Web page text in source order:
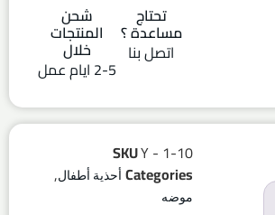
تحتاج
مساعدة ؟
اتصل بنا
شحن
المنتجات
خلال
2-5 ايام عمل
SKUY - 1-10
Categories أحذية أطفال,
موضه